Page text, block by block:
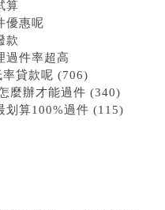
算
優惠呢
款
過件率超高
貸款呢 (706)
麼辦才能過件 (340)
划算100%過件 (115)